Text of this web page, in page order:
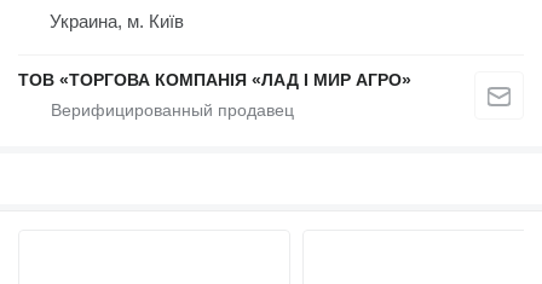
Украина, м. Київ
ТОВ «ТОРГОВА КОМПАНІЯ «ЛАД І МИР АГРО»